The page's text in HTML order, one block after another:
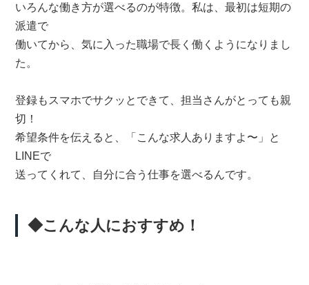
いろんな働き方が選べるのが特徴。私は、最初は短期の
派遣で
働いてから、気に入った職場で長く働くようになりまし
た。
登録もスマホでサクッとできて、担当さんがとっても親
切！
希望条件を伝えると、「こんな求人ありますよ〜」と
LINEで
送ってくれて、自分に合う仕事を選べるんです。
◆こんな人におすすめ！